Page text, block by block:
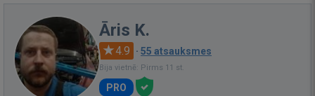
Āris K.
4.9 · 55 atsauksmes
Bija vietnē: Pirms 11 st.
PRO